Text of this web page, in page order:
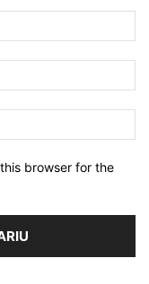
browser for the